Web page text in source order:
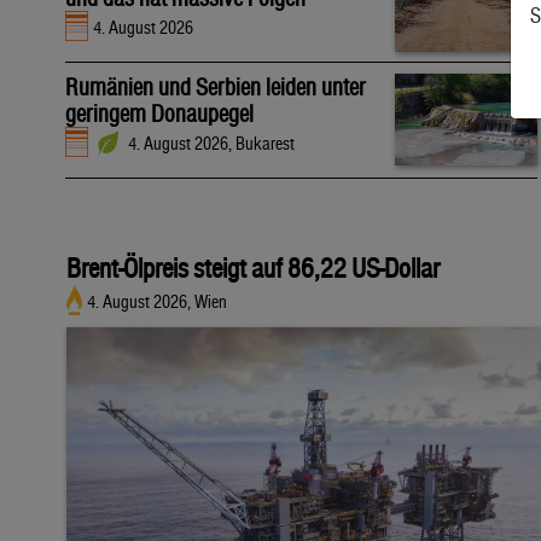
4. August 2026
Rumänien und Serbien leiden unter
geringem Donaupegel
4. August 2026, Bukarest
Brent-Ölpreis steigt auf 86,22 US-Dollar
4. August 2026, Wien